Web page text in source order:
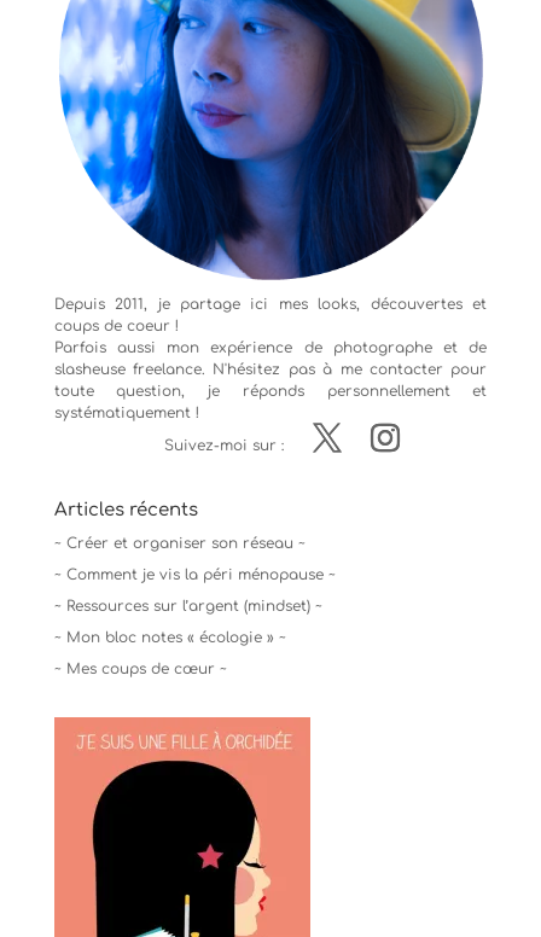
Depuis 2011, je partage ici mes looks, découvertes et
coups de coeur !
Parfois aussi mon expérience de photographeet de
slasheuse freelance. N'hésitez pas à me contacter pour
toute question, je réponds personnellement et
systématiquement !
Suivez-moi sur :
Articles récents
~ Créer et organiser son réseau ~
~ Comment je vis la péri ménopause ~
~ Ressources sur l’argent (mindset) ~
~ Mon bloc notes « écologie » ~
~ Mes coups de cœur ~